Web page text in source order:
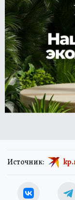
Источник: